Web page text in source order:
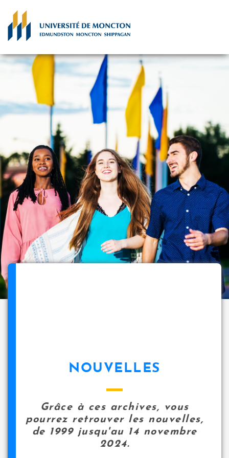
NOUVELLES
Grâce à ces archives, vous
pourrez retrouver les nouvelles,
de 1999 jusqu'au 14 novembre
2024.